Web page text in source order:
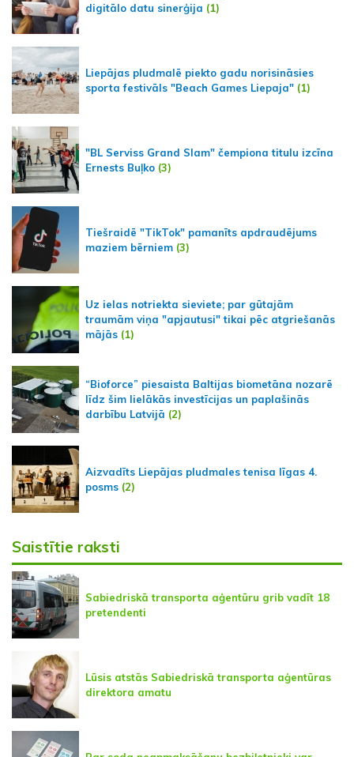
digitālo datu sinerģija (1)
Liepājas pludmalē piekto gadu norisināsies
sporta festivāls "Beach Games Liepaja" (1)
"BL Serviss Grand Slam" čempiona titulu izcīna
Ernests Buļko (3)
Tiešraidē "TikTok" pamanīts apdraudējums
maziem bērniem (3)
Uz ielas notriekta sieviete; par gūtajām
traumām viņa "apjautusi" tikai pēc atgriešanās
mājās (1)
“Bioforce” piesaista Baltijas biometāna nozarē
līdz šim lielākās investīcijas un paplašinās
darbību Latvijā (2)
Aizvadīts Liepājas pludmales tenisa līgas 4.
posms (2)
Saistītie raksti
Sabiedriskā transporta aģentūru grib vadīt 18
pretendenti
Lūsis atstās Sabiedriskā transporta aģentūras
direktora amatu